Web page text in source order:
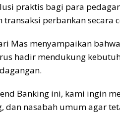
praktis bagi para
perbankan secara
Mas menyampaikan
hadir mendukung
Banking ini, kami ingin
dan nasabah umum agar